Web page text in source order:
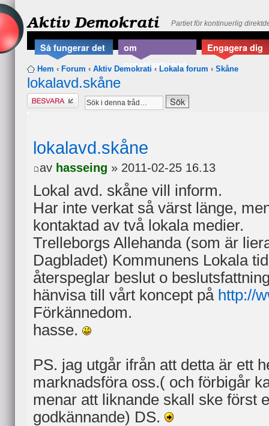
Aktiv Demokrati Partiet för kontinuerlig
Så fungerar det
om
organisationen
Engagera dig
Hem ‹ Forum ‹ Aktiv Demokrati ‹ Lokala forum ‹ Skåne
lokalavd.skåne
Besvara
lokalavd.skåne
av hasseing » 2011-02-25 16.13
Lokal avd. skåne vill inform.
Har inte verkat så värst länge,
kontaktad av två lokala medier.
Trelleborgs Allehanda (som är
Dagbladet) Kommunens Lokala
återspeglar beslut o
hänvisa till vårt koncept på http://
Förkännedom.
hasse.
PS. jag utgår ifrån att detta är ett
marknadsföra oss.( och förbigår
menar att liknande skall ske först
godkännande) DS.